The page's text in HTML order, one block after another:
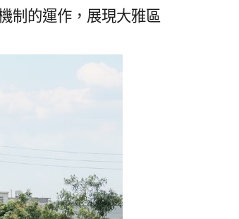
制的運作，展現大雅區